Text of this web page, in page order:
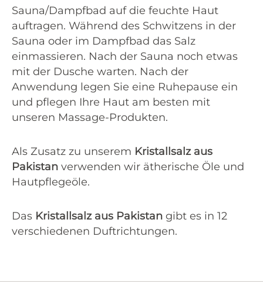
Sauna/Dampfbad auf die feuchte Haut
auftragen. Während des Schwitzens in der
Sauna oder im Dampfbad das Salz
einmassieren. Nach der Sauna noch etwas
mit der Dusche warten. Nach der
Anwendung legen Sie eine Ruhepause ein
und pflegen Ihre Haut am besten mit
unseren Massage-Produkten.
Als Zusatz zu unserem Kristallsalz aus
Pakistan verwenden wir ätherische Öle und
Hautpflegeöle.
Das Kristallsalz aus Pakistan gibt es in 12
verschiedenen Duftrichtungen.